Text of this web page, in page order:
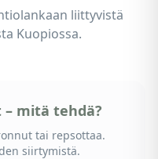
liittyvistä
Kuopiossa.
mitä tehdä?
tai repsottaa.
siirtymistä.